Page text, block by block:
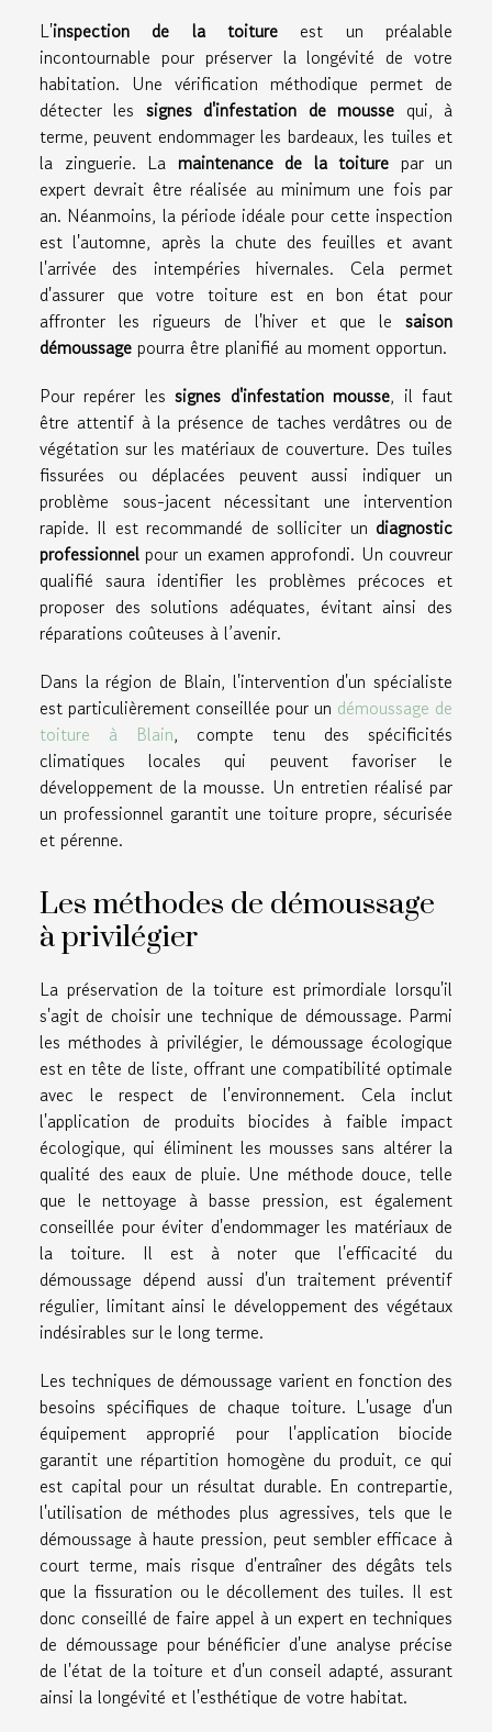
L'inspection de la toiture est un préalable
incontournable pour préserver la longévité de votre
habitation. Une vérification méthodique permet de
détecter les signes d'infestation de mousse qui, à
terme, peuvent endommager les bardeaux, les tuiles et
la zinguerie. La maintenance de la toiture par un
expert devrait être réalisée au minimum une fois par
an. Néanmoins, la période idéale pour cette inspection
est l'automne, après la chute des feuilles et avant
l'arrivée des intempéries hivernales. Cela permet
d'assurer que votre toiture est en bon état pour
affronter les rigueurs de l'hiver et que le saison
démoussage pourra être planifié au moment opportun.
Pour repérer lessignes d'infestation mousse, il faut
être attentif à la présence de taches verdâtres ou de
végétation sur les matériaux de couverture. Des tuiles
fissurées ou déplacées peuvent aussi indiquer un
problème sous-jacent nécessitant une intervention
rapide. Il est recommandé de solliciter un diagnostic
professionnel pour un examen approfondi. Un couvreur
qualifié saura identifier les problèmes précoces et
proposer des solutions adéquates, évitant ainsi des
réparations coûteuses à l’avenir.
Dans la région de Blain, l'intervention d'un spécialiste
est particulièrement conseillée pour un démoussage de
toiture à Blain, compte tenu des spécificités
climatiques locales qui peuvent favoriser le
développement de la mousse. Un entretien réalisé par
un professionnel garantit une toiture propre, sécurisée
et pérenne.
Les méthodes de démoussage
à privilégier
La préservation de la toiture est primordiale lorsqu'il
s'agit de choisir une technique de démoussage. Parmi
les méthodes à privilégier, le démoussage écologique
est en tête de liste, offrant une compatibilité optimale
avec le respect de l'environnement. Cela inclut
l'application de produits biocides à faible impact
écologique, qui éliminent les mousses sans altérer la
qualité des eaux de pluie. Une méthode douce, telle
que le nettoyage à basse pression, est également
conseillée pour éviter d'endommager les matériaux de
la toiture. Il est à noter que l'efficacité du
démoussage dépend aussi d'un traitement préventif
régulier, limitant ainsi le développement des végétaux
indésirables sur le long terme.
Les techniques de démoussage varient en fonction des
besoins spécifiques de chaque toiture. L'usage d'un
équipement approprié pour l'application biocide
garantit une répartition homogène du produit, ce qui
est capital pour un résultat durable. En contrepartie,
l'utilisation de méthodes plus agressives, tels que le
démoussage à haute pression, peut sembler efficace à
court terme, mais risque d'entraîner des dégâts tels
que la fissuration ou le décollement des tuiles. Il est
donc conseillé de faire appel à un expert en techniques
de démoussage pour bénéficier d'une analyse précise
de l'état de la toiture et d'un conseil adapté, assurant
ainsi la longévité et l'esthétique de votre habitat.